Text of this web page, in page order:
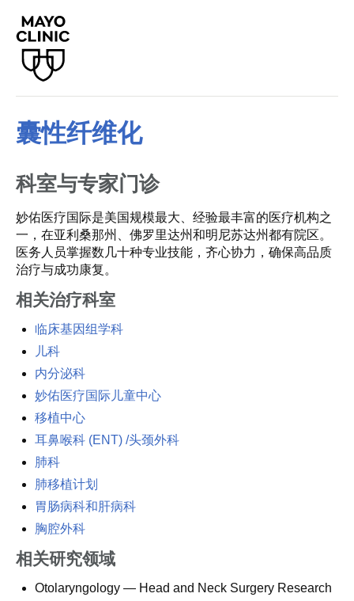
囊性纤维化
科室与专家门诊
妙佑医疗国际是美国规模最大、经验最丰富的医疗机构之
一，在亚利桑那州、佛罗里达州和明尼苏达州都有院区。
医务人员掌握数几十种专业技能，齐心协力，确保高品质
治疗与成功康复。
相关治疗科室
临床基因组学科
儿科
内分泌科
妙佑医疗国际儿童中心
移植中心
耳鼻喉科 (ENT) /头颈外科
肺科
肺移植计划
胃肠病科和肝病科
胸腔外科
相关研究领域
Otolaryngology — Head and Neck Surgery Research